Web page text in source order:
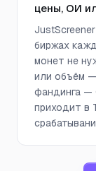
цены, ОИ
биржах
монет не
или объём —
фандинга —
приходит в